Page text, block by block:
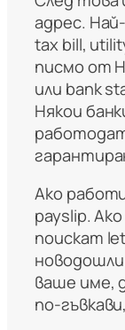
адрес.
tax bill,
писмо от
или bank
Някои
Ако
payslip.
поискат
ваше име,
по-